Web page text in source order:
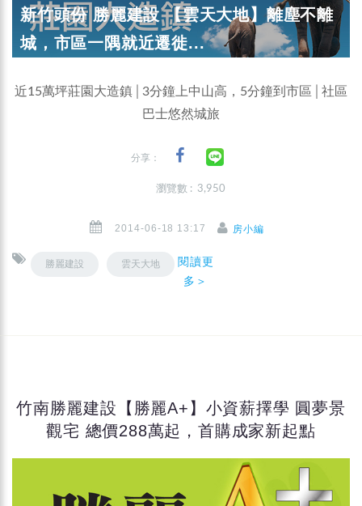
新竹頭份 勝麗建設 【雲天大地】離塵不離
城，市區一隅就近遷徙...
近15萬坪莊園大造鎮│3分鐘上中山高，5分鐘到市區│社區
巴士悠然城旅
分享：
瀏覽數 : 3,950
2014-06-18 13:17 房小編
勝麗建設 雲天大地
閱讀更
多＞
竹南勝麗建設【勝麗A+】小資薪擇學 圓夢景
觀宅 總價288萬起，首購成家新起點